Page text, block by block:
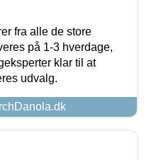
fra alle de store
på 1-3 hverdage,
klar til at
udvalg.